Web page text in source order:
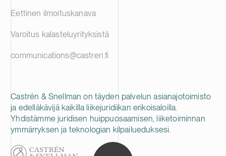
Castrén & Snellman on täyden palvelun asianajotoimisto
ja edelläkävijä kaikilla liikejuridiikan erikoisaloilla.
Yhdistämme juridisen huippuosaamisen, liiketoiminnan
ymmärryksen ja teknologian kilpailueduksesi.
Eettinen ilmoituskanava
Varoitus kalasteluyrityksistä
communications@castren.fi